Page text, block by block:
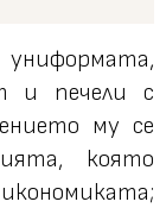
и печели с
му се
която